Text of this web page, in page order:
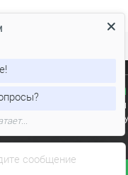
сделать
и мы
за 5 минут.
сообщение